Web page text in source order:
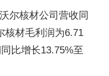
尔核材公司营收同
核材毛利润为6.71
比增长13.75%至